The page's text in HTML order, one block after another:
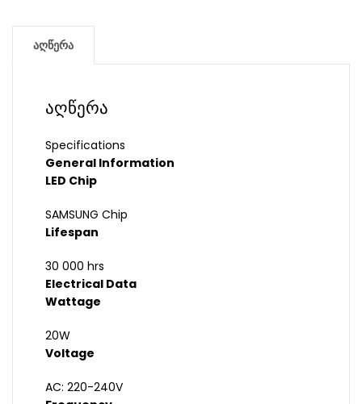
აღწერა
აღწერა
Specifications
General Information
LED Chip
SAMSUNG Chip
Lifespan
30 000 hrs
Electrical Data
Wattage
20W
Voltage
AC: 220-240V